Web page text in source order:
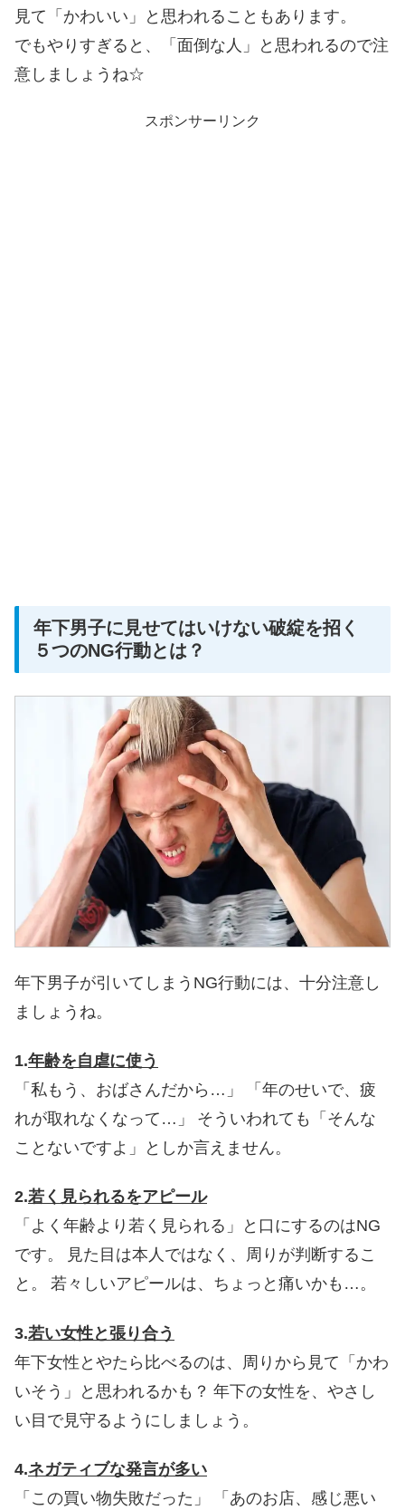
見て「かわいい」と思われることもあります。
でもやりすぎると、「面倒な人」と思われるので注
意しましょうね☆
スポンサーリンク
年下男子に見せてはいけない破綻を招く
５つのNG行動とは？
年下男子が引いてしまうNG行動には、十分注意し
ましょうね。
1.年齢を自虐に使う
「私もう、おばさんだから…」
「年のせいで、疲
れが取れなくなって…」
そういわれても「そんな
ことないですよ」としか言えません。
2.若く見られるをアピール
「よく年齢より若く見られる」と口にするのはNG
です。
見た目は本人ではなく、周りが判断するこ
と。
若々しいアピールは、ちょっと痛いかも…。
3.若い女性と張り合う
年下女性とやたら比べるのは、周りから見て「かわ
いそう」と思われるかも？ 年下の女性を、やさし
い目で見守るようにしましょう。
4.ネガティブな発言が多い
「この買い物失敗だった」
「あのお店、感じ悪い